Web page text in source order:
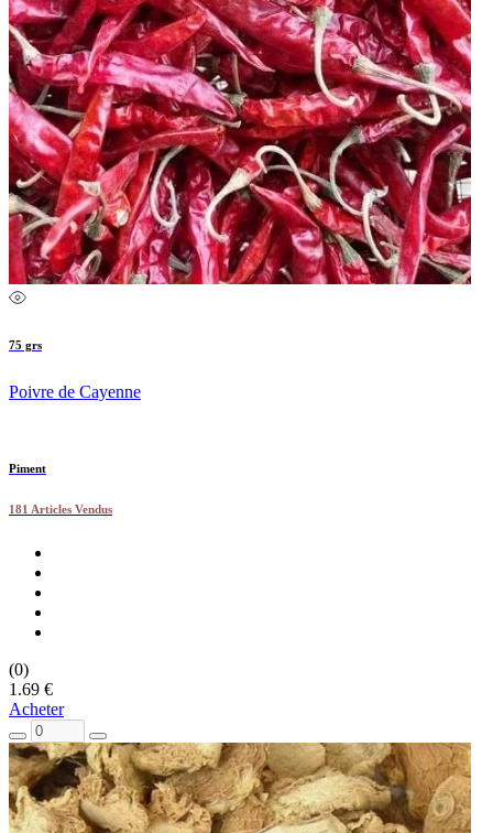
75 grs
Poivre de Cayenne
Piment
181 Articles Vendus
(0)
1.69 €
Acheter